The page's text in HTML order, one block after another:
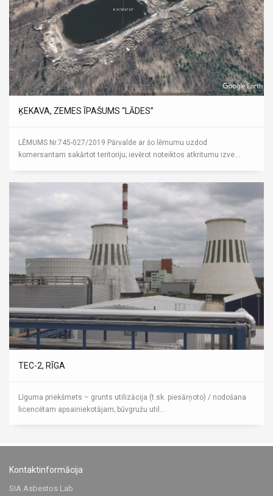
ĶEKAVA, ZEMES ĪPAŠUMS “LĀDES”
LĒMUMS Nr.745-027/2019 Pārvalde ar šo lēmumu uzdod
komersantam sakārtot teritoriju; ievērot noteiktos atkritumu izve...
TEC-2, RĪGA
Līguma priekšmets – grunts utilizācija (t.sk. piesārņoto) / nodošana
licencētam apsainiekotājam; būvgružu util...
Kontaktinformācija
SIA Asbestos Lab